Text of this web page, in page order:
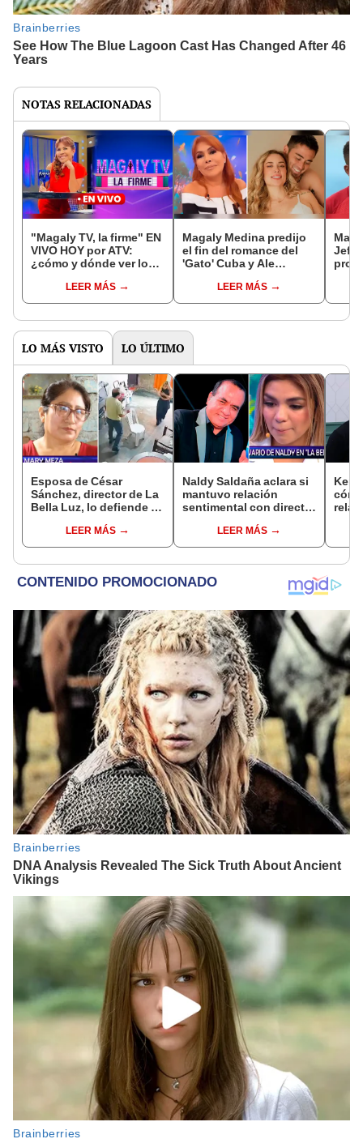
NOTAS RELACIONADAS
"Magaly TV, la firme" EN
VIVO HOY por ATV:
¿cómo y dónde ver lo
Magaly?LEER MÁS
Magaly Medina predijo
el fin del romance del
'Gato' Cuba y Ale
con el clavo”
LEER MÁS
Mejía
LO MÁS VISTO LO ÚLTIMO
Esposa de César
Sánchez, director de La
Bella Luz, lo defiende y
relación clandestina
con Naldy Saldaña:
LEER MÁS
Naldy Saldaña aclara si
mantuvo relación
sentimental con director
denunciarlo por
tocamientos: “Me
LEER MÁS